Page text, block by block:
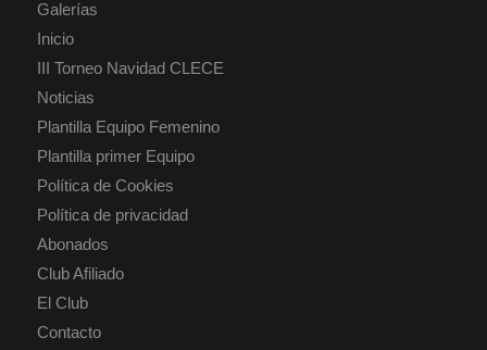
Galerías
Inicio
III Torneo Navidad CLECE
Noticias
Plantilla Equipo Femenino
Plantilla primer Equipo
Política de Cookies
Política de privacidad
Abonados
Club Afiliado
El Club
Contacto